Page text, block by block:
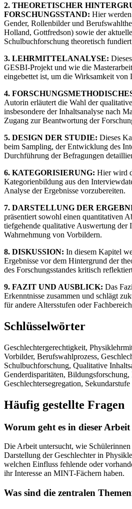
2. THEORETISCHER
FORSCHUNGSSTAND: Hier
Gender, Rollenbilder und
Holland, Gottfredson) sowie der
Schulbuchforschung theoretisch
3. LEHRMITTELANALYSE:
GESBI-Projekt und wie die
eingebettet ist, um die Wirksamkeit von
4.
Autorin erläutert die Wahl der
insbesondere der Inhaltsanalyse nach
Zugang zur Beantwortung der
5. DESIGN DER STUDIE: Dieses
beim Sampling, der Entwicklung des
Durchführung der Befragungen
6. KATEGORISIERUNG: Hier wird
Kategorienbildung aus den
Analyse der Ergebnisse vorzubereiten.
7. DARSTELLUNG DER
präsentiert sowohl einen quantitativen
tiefgehende qualitative Auswertung der
Wahrnehmung von Vorbildern.
8. DISKUSSION: In diesem Kapitel
Ergebnisse vor dem Hintergrund der
des Forschungsstandes kritisch
9. FAZIT UND AUSBLICK: Das
Erkenntnisse zusammen und schlägt
für andere Altersstufen oder
Schlüsselwörter
Geschlechtergerechtigkeit,
Vorbilder, Berufswahlprozess,
Schulbuchforschung, Qualitative
Genderdisparitäten,
Geschlechtersegregation,
Häufig gestellte Fragen
Worum geht es in dieser
Die Arbeit untersucht, wie
Darstellung der Geschlechter in
welchen Einfluss fehlende oder
ihr Interesse an MINT-Fächern haben.
Was sind die zentralen